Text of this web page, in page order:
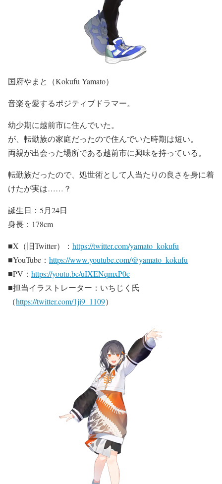
国府やまと（Kokufu Yamato）
音楽を愛するポジティブドラマー。
幼少期に越前市に住んでいた。
が、転勤族の家庭だったので住んでいた時期は短い。
両親が出会った場所である越前市に興味を持っている。
転勤族だったので、処世術として人当たりの良さを身に着
けたが実は……？
誕生日：5月24日
身長：178cm
■X（旧Twitter）： https://twitter.com/yamato_kokufu
■YouTube： https://www.youtube.com/@yamato_kokufu
■PV： https://youtu.be/uIXENqmxP0c
■担当イラストレーター：いちじく氏
（https://twitter.com/1ji9_1109）